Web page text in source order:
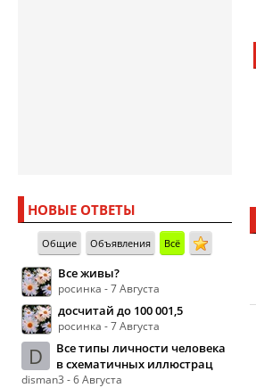
НОВЫЕ ОТВЕТЫ
Общие Объявления Всё
Все живы?
росинка - 7 Августа
досчитай до 100 001,5
росинка - 7 Августа
D
Все типы личности человека
в схематичных иллюстрац
disman3 - 6 Августа